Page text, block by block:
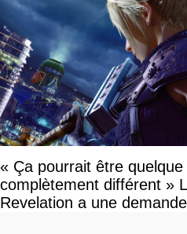
« Ça pourrait être
complètement différent »
Revelation a une